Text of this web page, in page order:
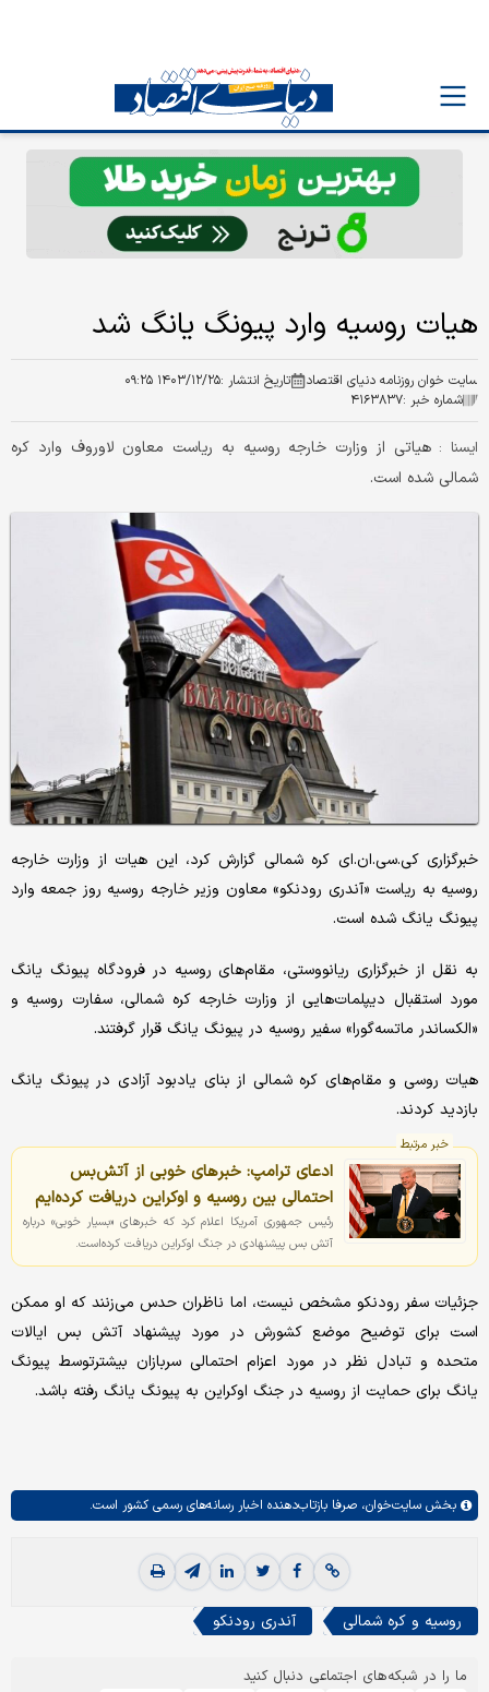
هیات روسیه وارد پیونگ یانگ شد
سایت خوان روزنامه دنیای اقتصاد تاریخ انتشار :۱۴۰۳/۱۲/۲۵ ۰۹:۲۵
شماره خبر :۴۱۶۳۸۳۷
ايسنا :هیاتی از وزارت خارجه روسیه به ریاست معاون لاوروف وارد کره
شمالی شده است.
خبرگزاری کی‌.سی.ان.ای کره شمالی گزارش کرد، این هیات از وزارت خارجه
روسیه به ریاست «آندری رودنکو» معاون وزیر خارجه روسیه روز جمعه وارد
پیونگ یانگ شده است.
به نقل از خبرگزاری ریانووستی، مقام‌های روسیه در فرودگاه پیونگ یانگ
مورد استقبال دیپلمات‌هایی از وزارت خارجه کره شمالی، سفارت روسیه و
«الکساندر ماتسه‌گورا» سفیر روسیه در پیونگ یانگ قرار گرفتند.
هیات روسی و مقام‌های کره شمالی از بنای یادبود آزادی در پیونگ یانگ
بازدید کردند.
خبر مرتبط
ادعای ترامپ: خبرهای خوبی از آتش‌بس
احتمالی بین روسیه و اوکراین دریافت کرده‌ایم
رئیس جمهوری آمریکا اعلام کرد که خبرهای «بسیار خوبی» درباره
آتش بس پیشنهادی در جنگ اوکراین دریافت کرده‌است.
جزئیات سفر رودنکو مشخص نیست، اما ناظران حدس می‌زنند که او ممکن
است برای توضیح موضع کشورش در مورد پیشنهاد آتش بس ایالات
متحده و تبادل نظر در مورد اعزام احتمالی سربازان بیشترتوسط پیونگ
یانگ برای حمایت از روسیه در جنگ اوکراین به پیونگ یانگ رفته باشد.
بخش سایت‌خوان، صرفا بازتاب‌دهنده اخبار رسانه‌های رسمی کشور است.
روسیه و کره شمالی آندری رودنکو
ما را در شبکه‌های اجتماعی دنبال کنید